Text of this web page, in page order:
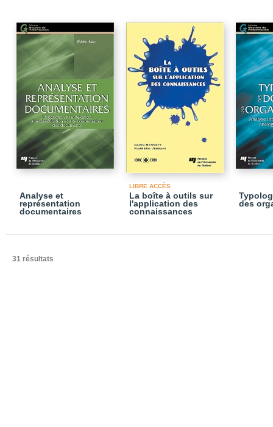
Analyse et
représentation
documentaires
LIBRE ACCÈS
La boîte à outils sur
l'application des
connaissances
des
31 résultats